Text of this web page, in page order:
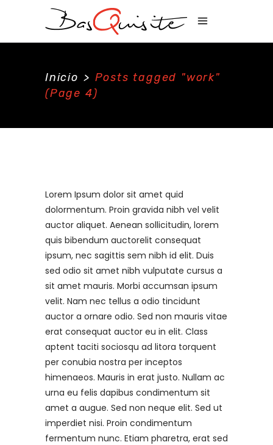
Inicio > Posts tagged "work"
(Page 4)
Lorem Ipsum dolor sit amet quid
dolormentum. Proin gravida nibh vel velit
auctor aliquet. Aenean sollicitudin, lorem
quis bibendum auctorelit consequat
ipsum, nec sagittis sem nibh id elit. Duis
sed odio sit amet nibh vulputate cursus a
sit amet mauris. Morbi accumsan ipsum
velit. Nam nec tellus a odio tincidunt
auctor a ornare odio. Sed non mauris vitae
erat consequat auctor eu in elit. Class
aptent taciti sociosqu ad litora torquent
per conubia nostra per inceptos
himenaeos. Mauris in erat justo. Nullam ac
urna eu felis dapibus condimentum sit
amet a augue. Sed non neque elit. Sed ut
imperdiet nisi. Proin condimentum
fermentum nunc. Etiam pharetra, erat sed